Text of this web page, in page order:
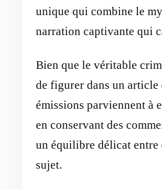
unique qui combine le
narration captivante qui
Bien que le véritable
de figurer dans un article
émissions parviennent à
en conservant des
un équilibre délicat entre
sujet.